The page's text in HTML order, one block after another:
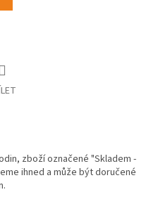
zboží označené "Skladem -
ihned a může být doručené